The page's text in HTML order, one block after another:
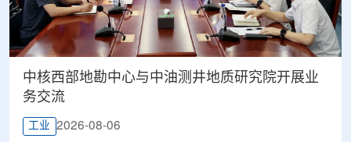
中核西部地勘中心与中油测井地质研究院开展业
务交流
工业 2026-08-06